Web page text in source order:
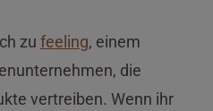
zu feeling, einem
die
vertreiben. Wenn ihr